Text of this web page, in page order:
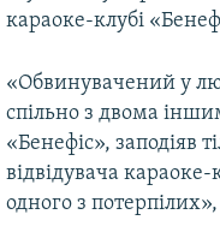
караоке-клубі
«Обвинувачений у
спільно з двома
«Бенефіс», заподіяв
відвідувача
одного з